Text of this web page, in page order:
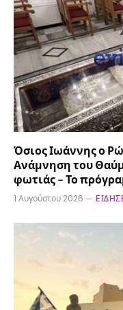
Όσιος Ιωάννης ο
Ανάμνηση του
φωτιάς – Το
1 Αυγούστου 2026